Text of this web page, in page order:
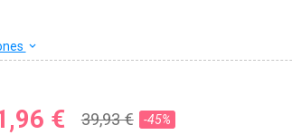
keyboard_arrow_down
€ 39,93 € -45%